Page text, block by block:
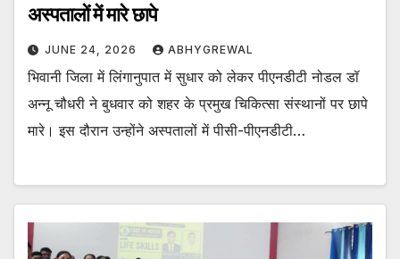
अस्पतालों में मारे छापे
JUNE 24, 2026 ABHYGREWAL
भिवानी जिला में लिंगानुपात में सुधार को लेकर पीएनडीटी नोडल डॉ
अन्नू चौधरी ने बुधवार को शहर के प्रमुख चिकित्सा संस्थानों पर छापे
मारे। इस दौरान उन्होंने अस्पतालों में पीसी-पीएनडीटी…